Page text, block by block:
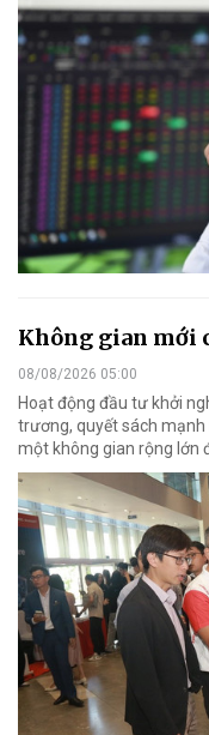
Không gian mới
08/08/2026 05:00
Hoạt động đầu tư khởi
trương, quyết sách mạnh
một không gian rộng lớn